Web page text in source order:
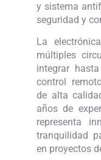
y sistema
seguridad y
La
múltiples
integrar
control
de alta
años de
representa
tranquilidad
en proyectos